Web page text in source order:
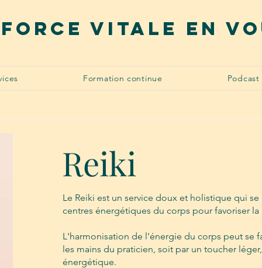
vitale en
Formation continue Podcast
Reiki
Le Reiki est un service doux et holistique qui
centres énergétiques du corps pour favoriser la
L'harmonisation de l'énergie du corps peut se
les mains du praticien, soit par un toucher
énergétique.